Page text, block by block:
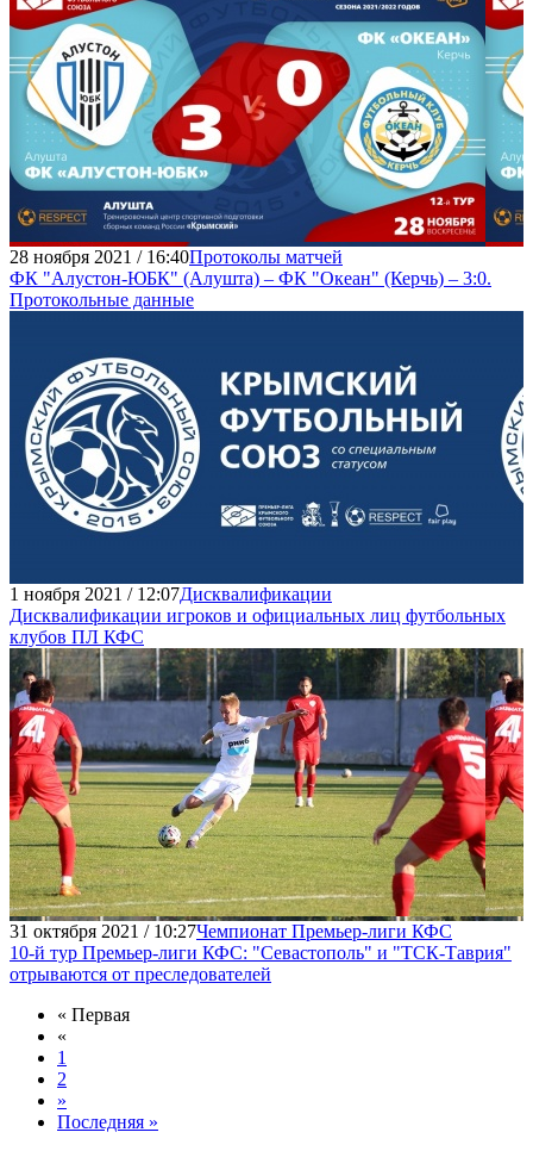
28 ноября 2021 / 16:40Протоколы матчей
ФК "Алустон-ЮБК" (Алушта) – ФК "Океан" (Керчь) – 3:0.
Протокольные данные
1 ноября 2021 / 12:07Дисквалификации
Дисквалификации игроков и официальных лиц футбольных
клубов ПЛ КФС
31 октября 2021 / 10:27Чемпионат Премьер-лиги КФС
10-й тур Премьер-лиги КФС: "Севастополь" и "ТСК-Таврия"
отрываются от преследователей
« Первая
«
1
2
»
Последняя »